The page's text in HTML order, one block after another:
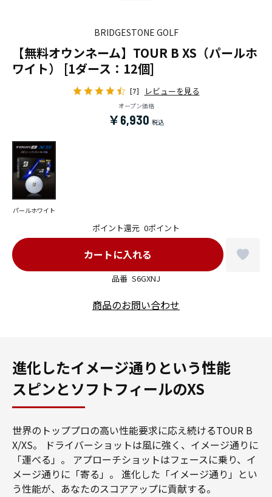
BRIDGESTONE GOLF
【無料オウンネーム】TOUR B XS（パールホ
ワイト） [1ダース：12個]
[7] レビューを見る
オープン価格
￥6,930
品番 S6GXNJ
ポイント還元 0ポイント
パールホワイト
商品のお問い合わせ
進化したイメージ通りという性能
スピンとソフトフィールのXS
世界のトッププロの高い性能要求に応え続けるTOUR B
X/XS。
ドライバーショットは風に強く、イメージ通りに
「運べる」。
アプローチショットはフェースに乗り、イ
メージ通りに「寄る」。 進化した「イメージ通り」とい
う性能が、あなたのスコアアップに貢献する。